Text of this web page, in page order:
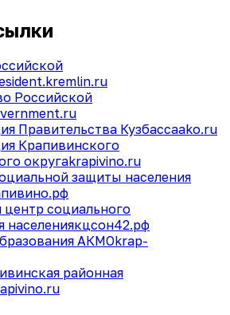
Российской
Правительства Кузбассаako.ru
Крапивинского
округаkrapivino.ru
защиты населения
социального
населениякцсон42.рф
АКМОkrap-
районная